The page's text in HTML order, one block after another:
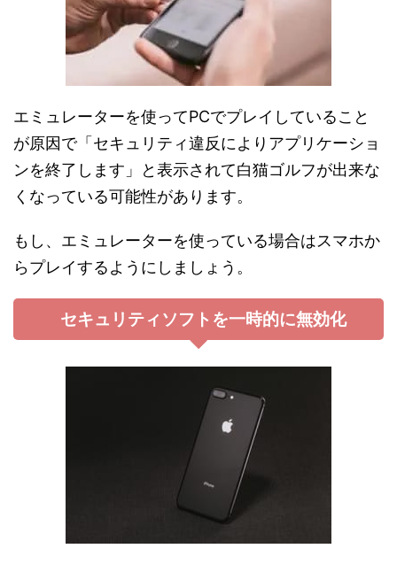
エミュレーターを使ってPCでプレイしていること
が原因で「セキュリティ違反によりアプリケーショ
ンを終了します」と表示されて白猫ゴルフが出来な
くなっている可能性があります。
もし、エミュレーターを使っている場合はスマホか
らプレイするようにしましょう。
セキュリティソフトを一時的に無効化